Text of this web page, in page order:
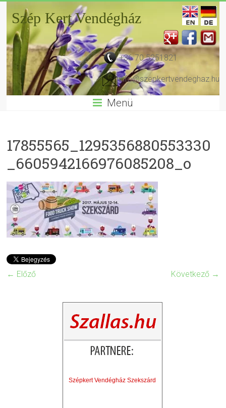
Szép Kert Vendégház
+36 70 5251821
info@szepkertvendeghaz.hu
Menü
17855565_1295356880553330
_6605942166976085208_o
← Előző Következő →
Szépkert Vendégház Szekszárd